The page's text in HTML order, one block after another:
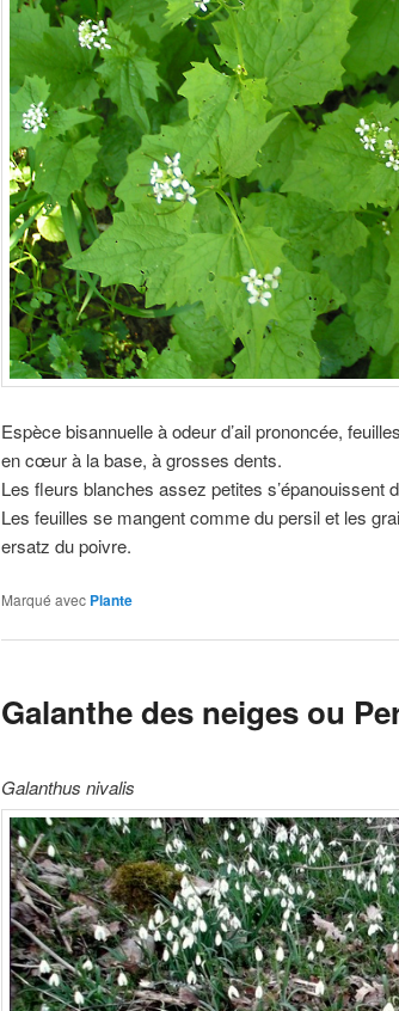
Espèce bisannuelle à odeur d’ail prononcée,
en cœur à la base, à grosses dents.
Les fleurs blanches assez petites s’épanouissent
Les feuilles se mangent comme du persil et les
ersatz du poivre.
Marqué avec Plante
Galanthe des neiges ou
Galanthus nivalis